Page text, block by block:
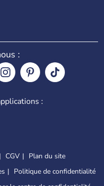
:
:
CGV
Plan du site
Politique de confidentialité